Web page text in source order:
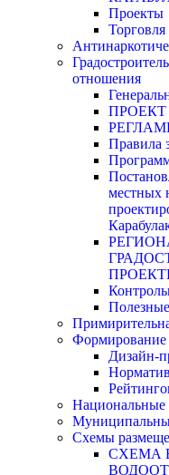
Проекты
Торговля
отношения
Правила
местных
Формирование
Дизайн-
Национальные
Схемы
СХЕМА